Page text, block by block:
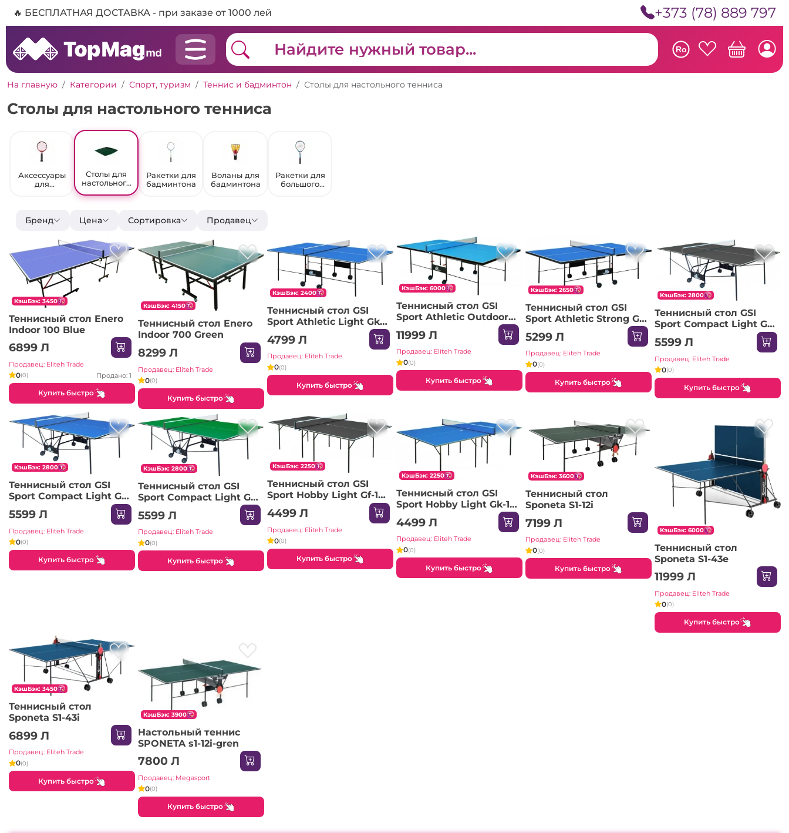
🔥 БЕСПЛАТНАЯ ДОСТАВКА - при заказе от 1000 лей +373 (78) 889 797
Ro
На главную Категории Спорт, туризм Теннис и бадминтон Столы для настольного тенниса
Столы для настольного тенниса
Аксессуары
для
Столы для
настольного
Ракетки для
бадминтона
Воланы для
бадминтона
Ракетки для
большого
Бренд Цена Сортировка Продавец
КэшБэк: 3450
Теннисный стол Enero
Indoor 100 Blue
6899 Л
Продавец: Eliteh Trade
0(0) Продано: 1
Купить быстро
КэшБэк: 4150
Теннисный стол Enero
Indoor 700 Green
8299 Л
Продавец: Eliteh Trade
0(0)
Купить быстро
КэшБэк: 2400
Теннисный стол GSI
Sport Athletic Light Gk-2
Indoor Blue
4799 Л
Продавец: Eliteh Trade
0(0)
Купить быстро
КэшБэк: 6000
Теннисный стол GSI
Sport Athletic Outdoor
Alu Line Gt-2 Blue
11999 Л
Продавец: Eliteh Trade
0(0)
Купить быстро
КэшБэк: 2650
Теннисный стол GSI
Sport Athletic Strong Gk-
3 Indoor Blue
5299 Л
Продавец: Eliteh Trade
0(0)
Купить быстро
КэшБэк: 2800
Теннисный стол GSI
Sport Compact Light Gf-
4 Indoor Graphite
5599 Л
Продавец: Eliteh Trade
0(0)
Купить быстро
КэшБэк: 2800
Теннисный стол GSI
Sport Compact Light Gk-
4 Indoor Blue
5599 Л
Продавец: Eliteh Trade
0(0)
Купить быстро
КэшБэк: 2800
Теннисный стол GSI
Sport Compact Light Gp-
4 Indoor Green
5599 Л
Продавец: Eliteh Trade
0(0)
Купить быстро
КэшБэк: 2250
Теннисный стол GSI
Sport Hobby Light Gf-1
Indoor Graphite
4499 Л
Продавец: Eliteh Trade
0(0)
Купить быстро
КэшБэк: 2250
Теннисный стол GSI
Sport Hobby Light Gk-1
Indoor Blue
4499 Л
Продавец: Eliteh Trade
0(0)
Купить быстро
КэшБэк: 3600
Теннисный стол
Sponeta S1-12i
7199 Л
Продавец: Eliteh Trade
0(0)
Купить быстро
КэшБэк: 6000
Теннисный стол
Sponeta S1-43e
11999 Л
Продавец: Eliteh Trade
0(0)
Купить быстро
КэшБэк: 3450
Теннисный стол
Sponeta S1-43i
6899 Л
Продавец: Eliteh Trade
0(0)
Купить быстро
КэшБэк: 3900
Настольный теннис
SPONETA s1-12i-gren
7800 Л
Продавец: Megasport
0(0)
Купить быстро